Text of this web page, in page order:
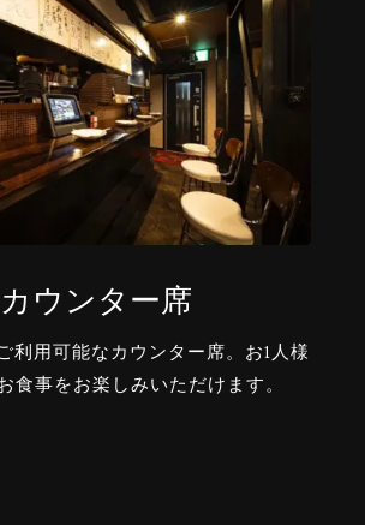
カウンター席
利用可能なカウンター席。お1人様
食事をお楽しみいただけます。